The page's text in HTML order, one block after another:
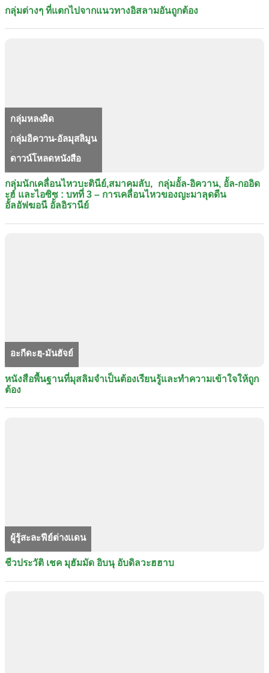
กลุ่มต่างๆ ที่แตกไปจากแนวทางอิสลามอันถูกต้อง
กลุ่มหลงผิด
กลุ่มอิควาน-อัลมุสลิมูน
ดาวน์โหลดหนังสือ
กลุ่มนักเคลื่อนไหวบะตินีย์​,สมาคมลับ, กลุ่มอั้ล-อิควาน, อั้ล-กออิด
ะฮ์ และไอซิซ : บทที่ 3 – การเคลื่อนไหวของญะมาลุดดีน
อั้ลอัฟฆอนี อั้ลอิรานีย์
อะกีดะฮฺ-มันฮัจย์
หนังสือพื้นฐานที่มุสลิมจำเป็นต้องเรียนรู้และทำความเข้าใจให้ถูก
ต้อง
ผู้รู้สะละฟีย์ต่างเเดน
ชีวประวัติ เชค มุฮัมมัด อิบนุ อับดิลวะฮฮาบ